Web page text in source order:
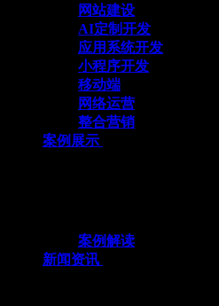
网站建设
AI定制开发
应用系统开发
小程序开发
移动端
网络运营
整合营销
案例展示
案例解读
新闻资讯